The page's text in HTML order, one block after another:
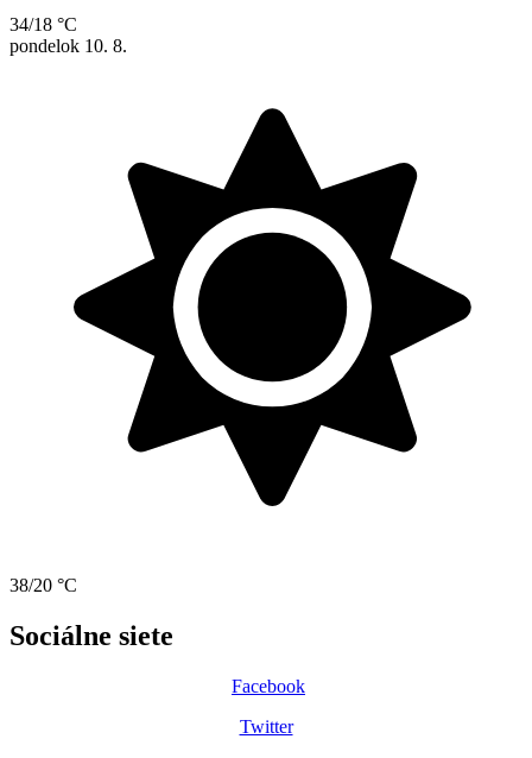
34/18 °C
pondelok 10. 8.
38/20 °C
Sociálne siete
Facebook
Twitter